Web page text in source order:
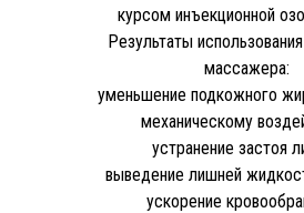
курсом инъекционной
Результаты
массажера:
уменьшение подкожного
механическому
устранение застоя
выведение лишней
ускорение